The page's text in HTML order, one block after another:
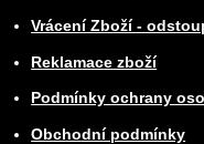
Vrácení Zboží -
Reklamace zboží
Podmínky ochrany
Obchodní podmínky